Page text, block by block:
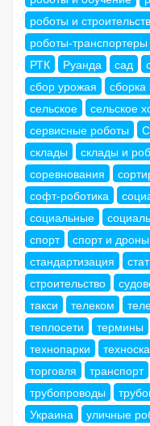
роботы и
роботы-транспортеры
РТК
Руанда сад
сбор урожая
сборка
сельское
сельское
сервисные роботы
склады
склады и
соревнования
софт-роботика
социальные
спорт
спорт и дроны
стандартизация
строительство
такси
телеком
теплосети
термины
технопарки
торговля
транспорт
трубопроводы
Украина
уличные